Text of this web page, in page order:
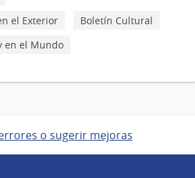
el Exterior
Boletín Cultural
en el Mundo
o sugerir mejoras